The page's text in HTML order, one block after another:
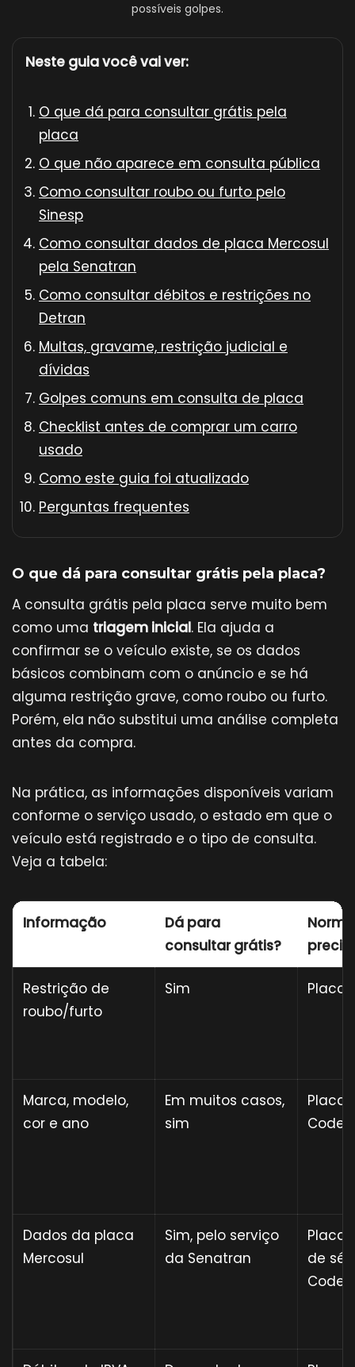
possíveis golpes.
Neste guia você vai ver:
O que dá para consultar grátis pela
placa
O que não aparece em consulta pública
Como consultar roubo ou furto pelo
Sinesp
Como consultar dados de placa Mercosul
pela Senatran
Como consultar débitos e restrições no
Detran
Multas, gravame, restrição judicial e
dívidas
Golpes comuns em consulta de placa
Checklist antes de comprar um carro
usado
Como este guia foi atualizado
Perguntas frequentes
O que dá para consultar grátis pela placa?
A consulta grátis pela placa serve muito bem
como uma triagem inicial. Ela ajuda a
confirmar se o veículo existe, se os dados
básicos combinam com o anúncio e se há
alguma restrição grave, como roubo ou furto.
Porém, ela não substitui uma análise completa
antes da compra.
Na prática, as informações disponíveis variam
conforme o serviço usado, o estado em que o
veículo está registrado e o tipo de consulta.
Veja a tabela:
Informação
Dá para
consultar grátis?
Restrição de
roubo/furto
Sim Placa
Marca, modelo,
cor e ano
Em muitos casos,
sim
Placa
Code
Dados da placa
Mercosul
Sim, pelo serviço
da Senatran
Placa
de
Code